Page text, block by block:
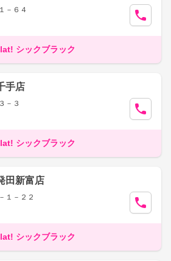
－６４
シックブラック
手店
－３
シックブラック
田新富店
１－２２
シックブラック